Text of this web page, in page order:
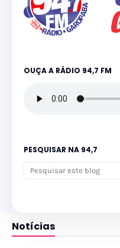
OUÇA A RÁDIO 94,7 FM
PESQUISAR NA 94,7
Notícias